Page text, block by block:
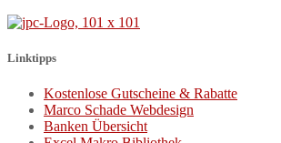
Linktipps
Kostenlose Gutscheine & Rabatte
Marco Schade Webdesign
Banken Übersicht